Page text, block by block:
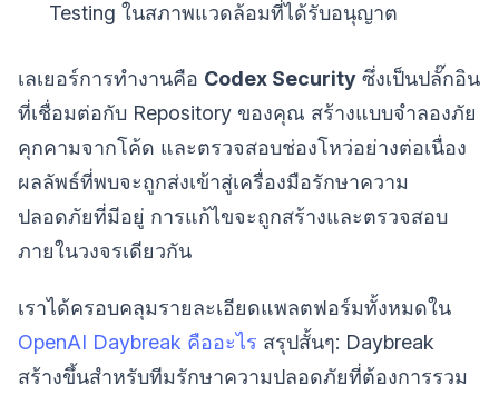
Testing ในสภาพแวดล้อมที่ได้รับอนุญาต
เลเยอร์การทำงานคือ Codex Security ซึ่งเป็นปลั๊กอิน
ที่เชื่อมต่อกับ Repository ของคุณ สร้างแบบจำลองภัย
คุกคามจากโค้ด และตรวจสอบช่องโหว่อย่างต่อเนื่อง
ผลลัพธ์ที่พบจะถูกส่งเข้าสู่เครื่องมือรักษาความ
ปลอดภัยที่มีอยู่ การแก้ไขจะถูกสร้างและตรวจสอบ
ภายในวงจรเดียวกัน
เราได้ครอบคลุมรายละเอียดแพลตฟอร์มทั้งหมดใน
OpenAI Daybreak คืออะไร สรุปสั้นๆ: Daybreak
สร้างขึ้นสำหรับทีมรักษาความปลอดภัยที่ต้องการรวม